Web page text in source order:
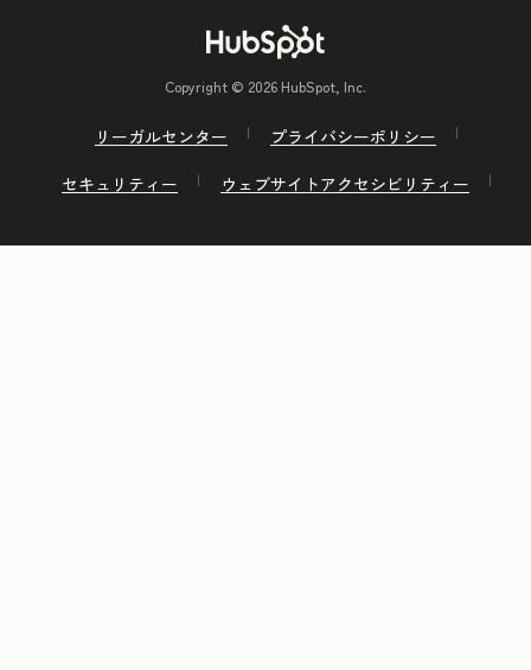
Copyright © 2026 HubSpot, Inc.
リーガルセンター
プライバシーポリシー
セキュリティー
ウェブサイトアクセシビリティー